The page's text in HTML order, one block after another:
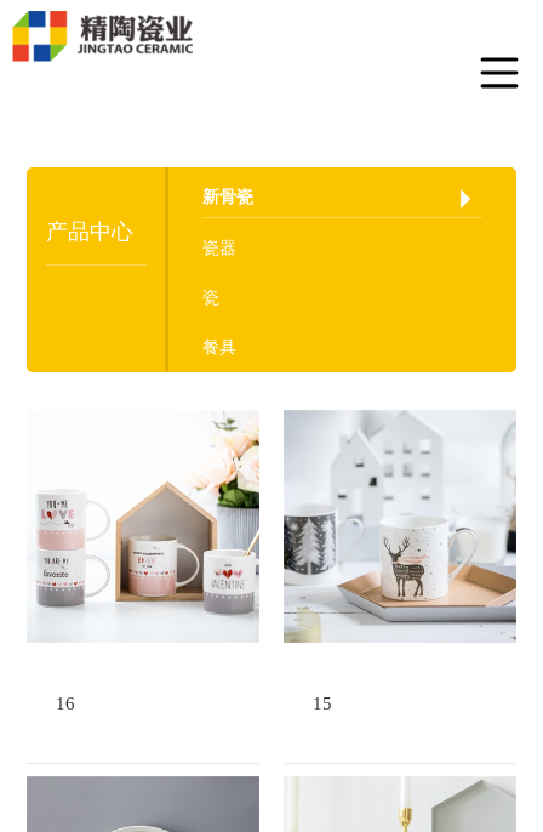
产品中心
新骨瓷
瓷器
瓷
餐具
16 15